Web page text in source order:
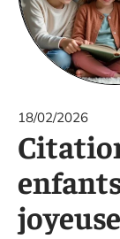
18/02/2026